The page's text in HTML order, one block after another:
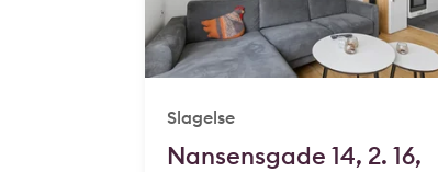
Slagelse
Nansensgade 14, 2. 16,